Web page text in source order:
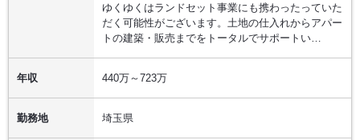
ゆくゆくはランドセット事業にも携わったっていた
だく可能性がございます。土地の仕入れからアパー
トの建築・販売までをトータルでサポートい…
年収 440万～723万
勤務地 埼玉県